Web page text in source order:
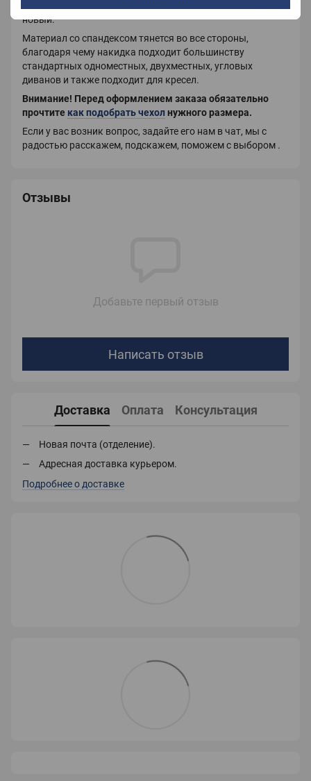
новый.
Материал со спандексом тянется во все стороны,
благодаря чему накидка подходит большинству
стандартных одноместных, двухместных, угловых
диванов и также подходит для кресел.
Внимание! Перед оформлением заказа обязательно
прочтите как подобрать чехолнужного размера.
Если у вас возник вопрос, задайте его нам в чат, мы с
радостью расскажем, подскажем, поможем с выбором .
Отзывы
Добавьте первый отзыв
Написать отзыв
Доставка Оплата Консультация
Новая почта (отделение).
Адресная доставка курьером.
Подробнее о доставке